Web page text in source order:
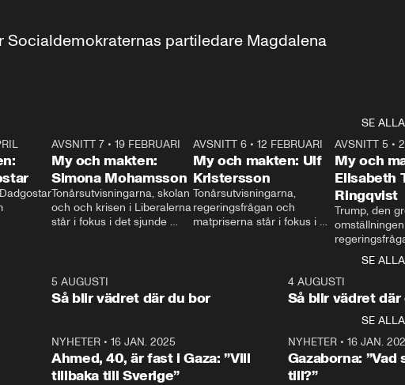
Socialdemokraternas partiledare Magdalena
SE ALLA
Ska vi
förstås
24:30
AVSNITT 7• 19 FEBRUARI
My och makten:
Simona Mohamsson
Tonårsutvisningarna, skolan
och och krisen i Liberalerna
står i fokus i det sjunde
kommentator My
Rohwedder ställer
utbildnings- och
Mohamsson till svars.
27:30
AVSNITT 6 •12 FEBRUARI
My och makten: Ulf
Kristersson
Tonårsutvisningarna,
regeringsfrågan och
matpriserna står i fokus i
Rohwedder ställer
statsminister Ulf Kristersson
AVSNITT 5 •
My och
Elisabeth
Ringqvist
Trump, den
centrum i
avsnittet av
Makten”. Se
Aftonbladets
Rohwedder
Thand Ring
SE ALLA
5 AUGUSTI
Så blir vädret där du bor
4 AUGUSTI
Så blir vädret där
SE ALLA
NYHETER• 16 JAN. 2025
Ahmed, 40, är fast i Gaza: ”Vill
tillbaka till Sverige”
NYHETER• 16 JAN.
Gazaborna:
till?”